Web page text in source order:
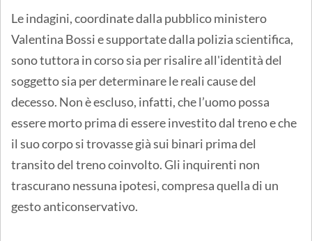
Le indagini, coordinate dalla pubblico ministero
Valentina Bossi e supportate dalla polizia scientifica,
sono tuttora in corso sia per risalire all'identità del
soggetto sia per determinare le reali cause del
decesso. Non è escluso, infatti, che l’uomo possa
essere morto prima di essere investito dal treno e che
il suo corpo si trovasse già sui binari prima del
transito del treno coinvolto. Gli inquirenti non
trascurano nessuna ipotesi, compresa quella di un
gesto anticonservativo.